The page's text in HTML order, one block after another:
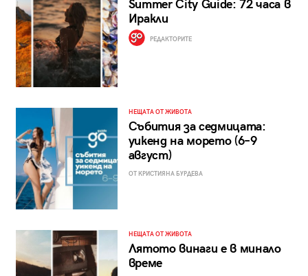
Summer City Guide: 72 часа в
Иракли
РЕДАКТОРИТЕ
НЕЩАТА ОТ ЖИВОТА
Събития за седмицата:
уикенд на морето (6–9
август)
ОТ КРИСТИЯНА БУРДЕВА
НЕЩАТА ОТ ЖИВОТА
Лятото винаги е в минало
време